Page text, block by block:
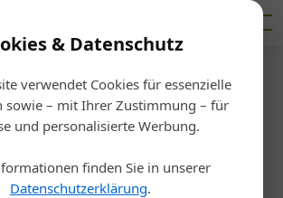
& Datenschutz
verwendet Cookies für essenzielle
sowie – mit Ihrer Zustimmung – für
und personalisierte Werbung.
finden Sie in unserer
Datenschutzerklärung.
Startseite/ Betrieb
von
und Aushubmaterial